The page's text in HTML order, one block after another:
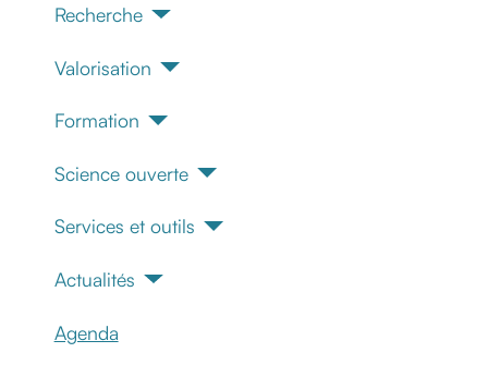
Recherche
Valorisation
Formation
Science ouverte
Services et outils
Actualités
Agenda